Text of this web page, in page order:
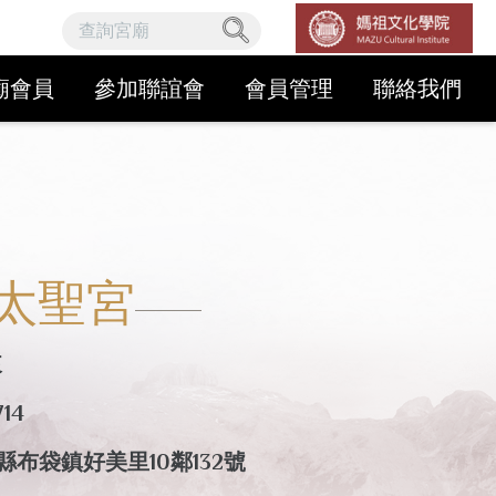
會員 參加聯誼會 會員管理 聯絡我們
聖宮
袋鎮好美里10鄰132號